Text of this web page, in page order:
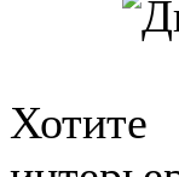
Хотите